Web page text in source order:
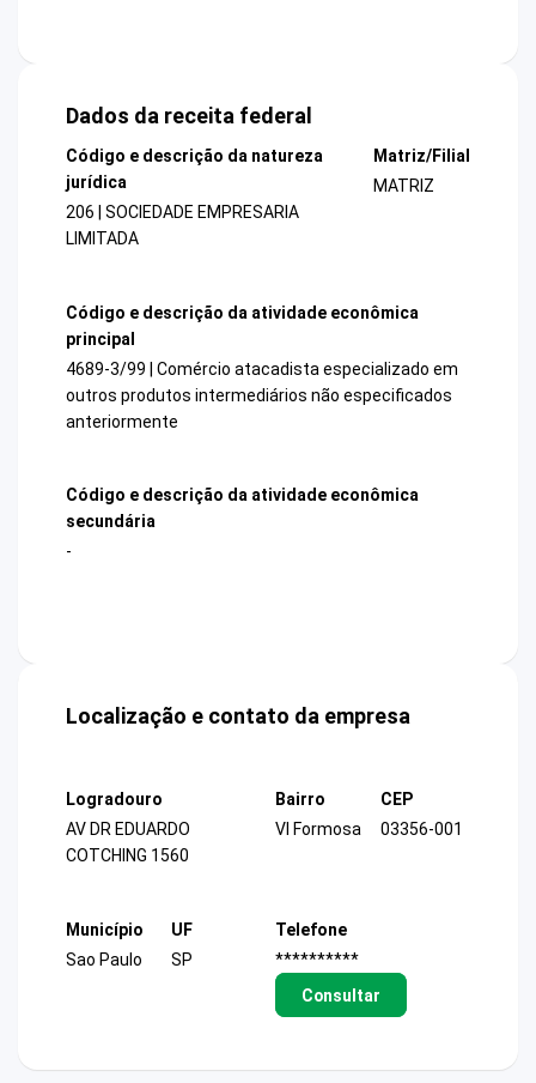
Dados da receita federal
Código e descrição da natureza
jurídica
206 | SOCIEDADE EMPRESARIA
LIMITADA
Matriz/Filial
MATRIZ
Código e descrição da atividade econômica
principal
4689-3/99 | Comércio atacadista especializado em
outros produtos intermediários não especificados
anteriormente
Código e descrição da atividade econômica
secundária
-
Localização e contato da empresa
Logradouro
AV DR EDUARDO
COTCHING 1560
Bairro
Vl Formosa
CEP
03356-001
Município
Sao Paulo
UF
SP
Telefone
**********
Consultar